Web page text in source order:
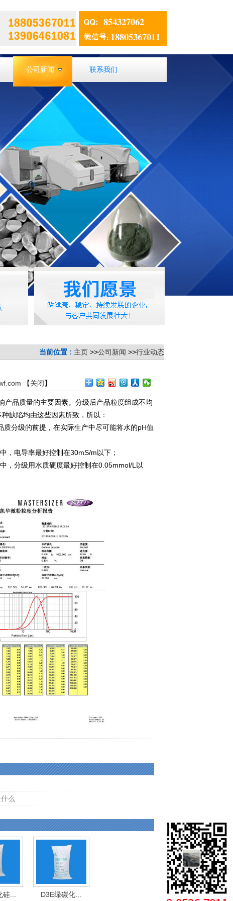
公司新闻 联系我们
当前位置 : 主页 >>公司新闻 >>行业动态
【关闭】
品质量的主要因素。分级后产品粒度组成不均
缺陷均由这些因素所致，所以：
分级的前提，在实际生产中尽可能将水的pH值
电导率最好控制在30mS/m以下；
，分级用水质硬度最好控制在0.05mmol/L以
么
... D3E绿碳化...